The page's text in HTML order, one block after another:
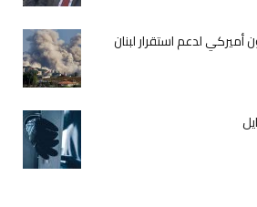
أميركي لدعم استقرار لبنان